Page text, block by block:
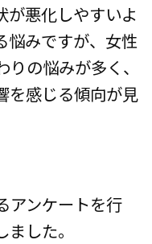
が悪化しやすいよ
悩みですが、女性
の悩みが多く、
を感じる傾向が見
アンケートを行
した。